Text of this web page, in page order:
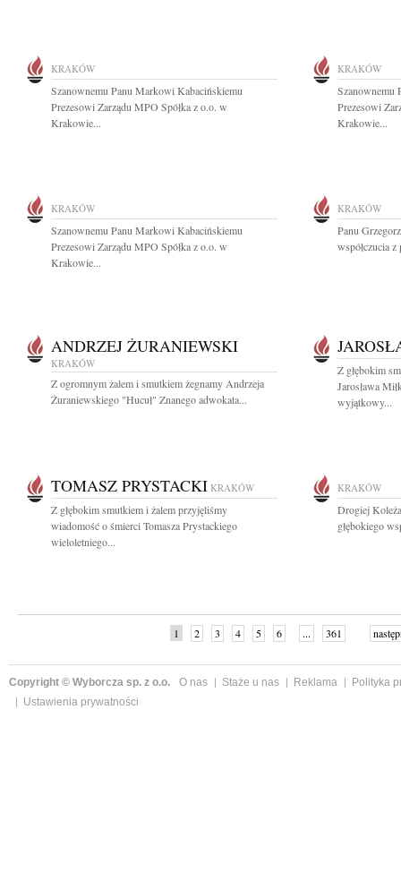
KRAKÓW
Szanownemu Panu Markowi Kabacińskiemu
Prezesowi Zarządu MPO Spółka z o.o. w
Krakowie...
KRAKÓW
Szanownemu
Prezesowi
Krakowie...
KRAKÓW
Szanownemu Panu Markowi Kabacińskiemu
Prezesowi Zarządu MPO Spółka z o.o. w
Krakowie...
KRAKÓW
Panu
współczucia
ANDRZEJ ŻURANIEWSKI
KRAKÓW
Z ogromnym żalem i smutkiem żegnamy Andrzeja
Żuraniewskiego "Hucuł" Znanego adwokata...
Z głębokim
Jarosława
wyjątkowy...
TOMASZ PRYSTACKI KRAKÓW
Z głębokim smutkiem i żalem przyjęliśmy
wiadomość o śmierci Tomasza Prystackiego
wieloletniego...
KRAKÓW
Drogiej
głębokiego
1 2 3 4 5 6 ... 361
Copyright © Wyborcza sp. z o.o. O nas Staże u nas Reklama
Polityka
Ustawienia prywatności